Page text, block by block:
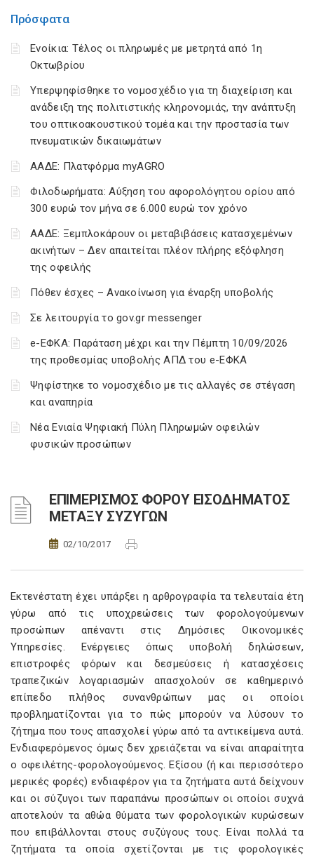
Πρόσφατα
Ενοίκια: Τέλος οι πληρωμές με μετρητά από 1η
Οκτωβρίου
Υπερψηφίσθηκε το νομοσχέδιο για τη διαχείριση και
ανάδειξη της πολιτιστικής κληρονομιάς, την ανάπτυξη
του οπτικοακουστικού τομέα και την προστασία των
πνευματικών δικαιωμάτων
ΑΑΔΕ: Πλατφόρμα myAGRO
Φιλοδωρήματα: Αύξηση του αφορολόγητου ορίου από
300 ευρώ τον μήνα σε 6.000 ευρώ τον χρόνο
ΑΑΔΕ: Ξεμπλοκάρουν οι μεταβιβάσεις κατασχεμένων
ακινήτων – Δεν απαιτείται πλέον πλήρης εξόφληση
της οφειλής
Πόθεν έσχες – Ανακοίνωση για έναρξη υποβολής
Σε λειτουργία το gov.gr messenger
e-ΕΦΚΑ: Παράταση μέχρι και την Πέμπτη 10/09/2026
της προθεσμίας υποβολής ΑΠΔ του e-ΕΦΚΑ
Ψηφίστηκε το νομοσχέδιο με τις αλλαγές σε στέγαση
και αναπηρία
Νέα Ενιαία Ψηφιακή Πύλη Πληρωμών οφειλών
φυσικών προσώπων
ΕΠΙΜΕΡΙΣΜΟΣ ΦΟΡΟΥ ΕΙΣΟΔΗΜΑΤΟΣ
ΜΕΤΑΞΥ ΣΥΖΥΓΩΝ
02/10/2017
Εκτενέστατη έχει υπάρξει η αρθρογραφία τα τελευταία έτη
γύρω από τις υποχρεώσεις των φορολογούμενων
προσώπων απέναντι στις Δημόσιες Οικονομικές
Υπηρεσίες. Ενέργειες όπως υποβολή δηλώσεων,
επιστροφές φόρων και δεσμεύσεις ή κατασχέσεις
τραπεζικών λογαριασμών απασχολούν σε καθημερινό
επίπεδο πλήθος συνανθρώπων μας οι οποίοι
προβληματίζονται για το πώς μπορούν να λύσουν το
ζήτημα που τους απασχολεί γύρω από τα αντικείμενα αυτά.
Ενδιαφερόμενος όμως δεν χρειάζεται να είναι απαραίτητα
ο οφειλέτης-φορολογούμενος. Εξίσου (ή και περισσότερο
μερικές φορές) ενδιαφέρον για τα ζητήματα αυτά δείχνουν
και οι σύζυγοι των παραπάνω προσώπων οι οποίοι συχνά
αποτελούν τα αθώα θύματα των φορολογικών κυρώσεων
που επιβάλλονται στους συζύγους τους. Είναι πολλά τα
ζητήματα τα οποία σχετίζονται με τις φορολογικές